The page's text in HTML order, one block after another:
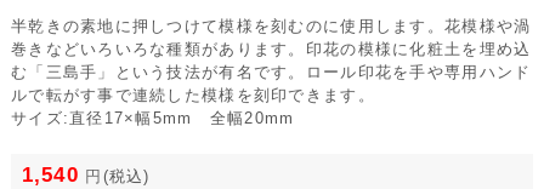
半乾きの素地に押しつけて模様を刻むのに使用します。花模様や渦
巻きなどいろいろな種類があります。印花の模様に化粧土を埋め込
む「三島手」という技法が有名です。ロール印花を手や専用ハンド
ルで転がす事で連続した模様を刻印できます。
サイズ:直径17×幅5mm 全幅20mm
1,540 円 (税込)